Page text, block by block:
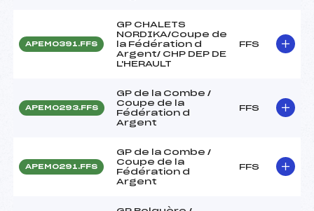
APEM0391.FFS
GP CHALETS
NORDIKA/Coupe de
la Fédération d
Argent/ CHP DEP DE
L'HERAULT
FFS
APEM0293.FFS
GP de la Combe /
Coupe de la
Fédération d
Argent
FFS
APEM0291.FFS
GP de la Combe /
Coupe de la
Fédération d
Argent
FFS